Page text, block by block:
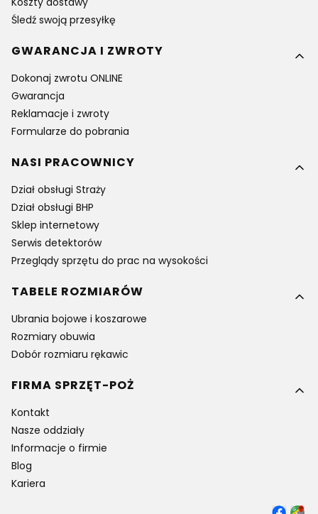
Śledź swoją przesyłkę
GWARANCJA I ZWROTY
Dokonaj zwrotu ONLINE
Gwarancja
Reklamacje i zwroty
Formularze do pobrania
NASI PRACOWNICY
Dział obsługi Straży
Dział obsługi BHP
Sklep internetowy
Serwis detektorów
Przeglądy sprzętu do prac na wysokości
TABELE ROZMIARÓW
Ubrania bojowe i koszarowe
Rozmiary obuwia
Dobór rozmiaru rękawic
FIRMA SPRZĘT-POŻ
Kontakt
Nasze oddziały
Informacje o firmie
Blog
Kariera